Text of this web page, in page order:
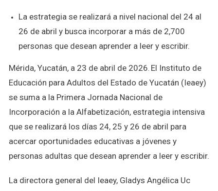
A
Jornada
Y
Adultas
La estrategia se realizará a nivel nacional del 24 al
26 de abril y busca incorporar a más de 2,700
personas que desean aprender a leer y escribir.
Mérida, Yucatán, a 23 de abril de 2026 El Instituto de
Educación para Adultos del Estado de Yucatán (Ieaey)
se suma a la Primera Jornada Nacional de
Incorporación a la Alfabetización, estrategia intensiva
que se realizará los días 24, 25 y 26 de abril para
acercar oportunidades educativas a jóvenes y
personas adultas que desean aprender a leer y escribir.
La directora general del Ieaey, Gladys Angélica Uc